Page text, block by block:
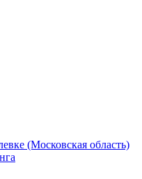
(Московская область)